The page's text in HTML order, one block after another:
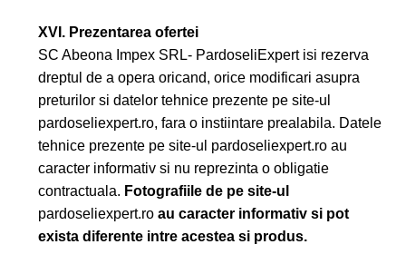
XVI. Prezentarea ofertei
SC Abeona Impex SRL- PardoseliExpert isi rezerva
dreptul de a opera oricand, orice modificari asupra
preturilor si datelor tehnice prezente pe site-ul
pardoseliexpert.ro, fara o instiintare prealabila. Datele
tehnice prezente pe site-ul pardoseliexpert.ro au
caracter informativ si nu reprezinta o obligatie
contractuala. Fotografiile de pe site-ul
pardoseliexpert.ro au caracter informativ si pot
exista diferente intre acestea si produs.